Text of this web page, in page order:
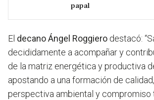
papal
El decano Ángel Roggiero destacó:
decididamente a acompañar y
de la matriz energética y productiva
apostando a una formación de
perspectiva ambiental y compromiso